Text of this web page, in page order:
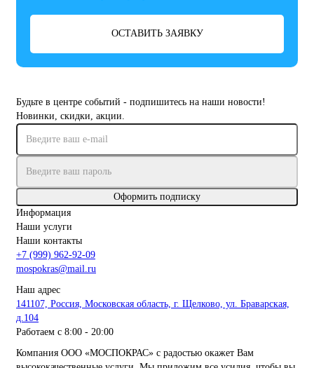
ОСТАВИТЬ ЗАЯВКУ
Будьте в центре событий - подпишитесь на наши новости!
Новинки, скидки, акции.
Оформить подписку
Информация
Наши услуги
Наши контакты
+7 (999) 962-92-09
mospokras@mail.ru
Наш адрес
141107, Россия, Московская область, г. Щелково, ул. Браварская,
д.104
Работаем с 8:00 - 20:00
Компания ООО «МОСПОКРАС» с радостью окажет Вам